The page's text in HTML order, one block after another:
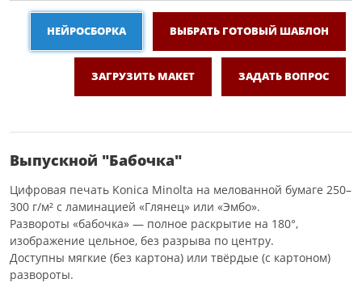
НЕЙРОСБОРКА ВЫБРАТЬ ГОТОВЫЙ ШАБЛОН
ЗАГРУЗИТЬ МАКЕТ ЗАДАТЬ ВОПРОС
Выпускной "Бабочка"
Цифровая печать Konica Minolta на мелованной бумаге 250–
300 г/м² с ламинацией «Глянец» или «Эмбо».
Развороты «бабочка» — полное раскрытие на 180°,
изображение цельное, без разрыва по центру.
Доступны мягкие (без картона) или твёрдые (с картоном)
развороты.